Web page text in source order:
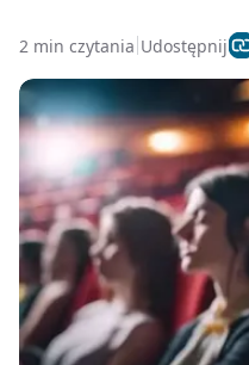
2 min czytania Udostępnij